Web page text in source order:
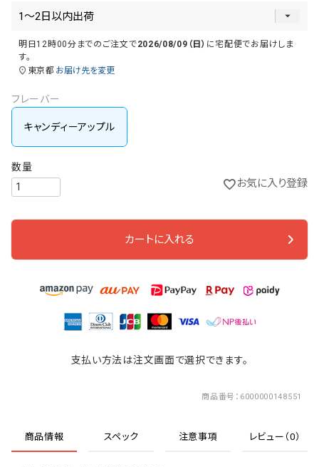
明日12時00分 までのご注文で2026/08/09（日） に宅配便でお届けしま
す。
東京都 お届け先を変更
フレーバー
キャンディーアップル
お気に入り登録
カートに入れる
支払い方法は注文画面で選択できます。
商品番号 6000000148551
商品情報 スペック 注意事項 レビュー（0）